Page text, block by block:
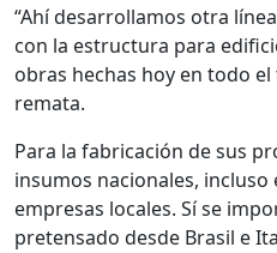
“Ahí desarrollamos otra
con la estructura para
obras hechas hoy en todo
remata.
Para la fabricación de sus
insumos nacionales,
empresas locales. Sí se
pretensado desde Brasil e